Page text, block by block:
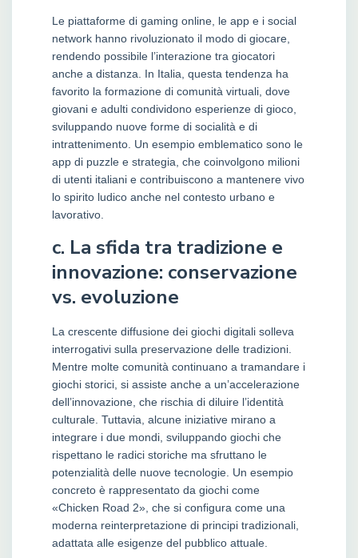
Le piattaforme di gaming online, le app e i social
network hanno rivoluzionato il modo di giocare,
rendendo possibile l’interazione tra giocatori
anche a distanza. In Italia, questa tendenza ha
favorito la formazione di comunità virtuali, dove
giovani e adulti condividono esperienze di gioco,
sviluppando nuove forme di socialità e di
intrattenimento. Un esempio emblematico sono le
app di puzzle e strategia, che coinvolgono milioni
di utenti italiani e contribuiscono a mantenere vivo
lo spirito ludico anche nel contesto urbano e
lavorativo.
c. La sfida tra tradizione e
innovazione: conservazione
vs. evoluzione
La crescente diffusione dei giochi digitali solleva
interrogativi sulla preservazione delle tradizioni.
Mentre molte comunità continuano a tramandare i
giochi storici, si assiste anche a un’accelerazione
dell’innovazione, che rischia di diluire l’identità
culturale. Tuttavia, alcune iniziative mirano a
integrare i due mondi, sviluppando giochi che
rispettano le radici storiche ma sfruttano le
potenzialità delle nuove tecnologie. Un esempio
concreto è rappresentato da giochi come
«Chicken Road 2», che si configura come una
moderna reinterpretazione di principi tradizionali,
adattata alle esigenze del pubblico attuale.